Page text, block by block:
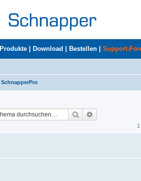
Produkte Download Bestellen Support-
SchnapperPro
Suche